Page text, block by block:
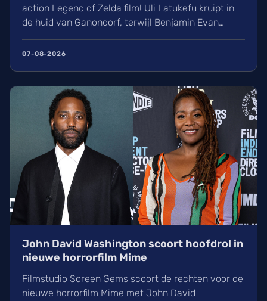
action Legend of Zelda film! Uli Latukefu kruipt in
de huid van Ganondorf, terwijl Benjamin Evan
Ainsworth en Bo Bragason de rollen van Link en
Zelda vertolken. De film, geregisseerd door Wes
wachten!
07-08-2026
John David Washington scoort hoofdrol in
nieuwe horrorfilm Mime
Filmstudio Screen Gems scoort de rechten voor de
nieuwe horrorfilm Mime met John David